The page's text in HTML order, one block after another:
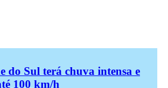
do Sul terá chuva intensa e
100 km/h